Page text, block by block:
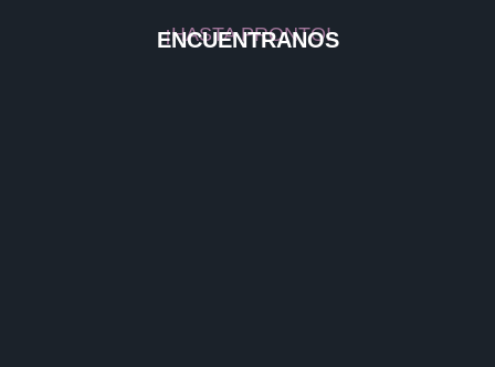
¡HASTA PRONTO!
ENCUENTRANOS